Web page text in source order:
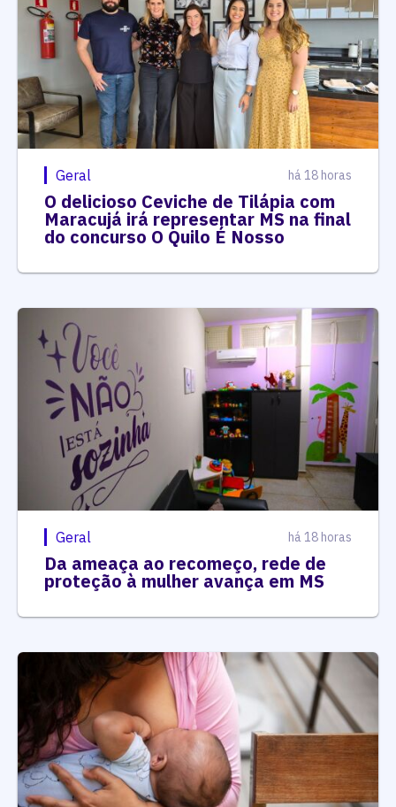
Geral há 18 horas
O delicioso Ceviche de Tilápia com
Maracujá irá representar MS na final
do concurso O Quilo É Nosso
Geral há 18 horas
Da ameaça ao recomeço, rede de
proteção à mulher avança em MS